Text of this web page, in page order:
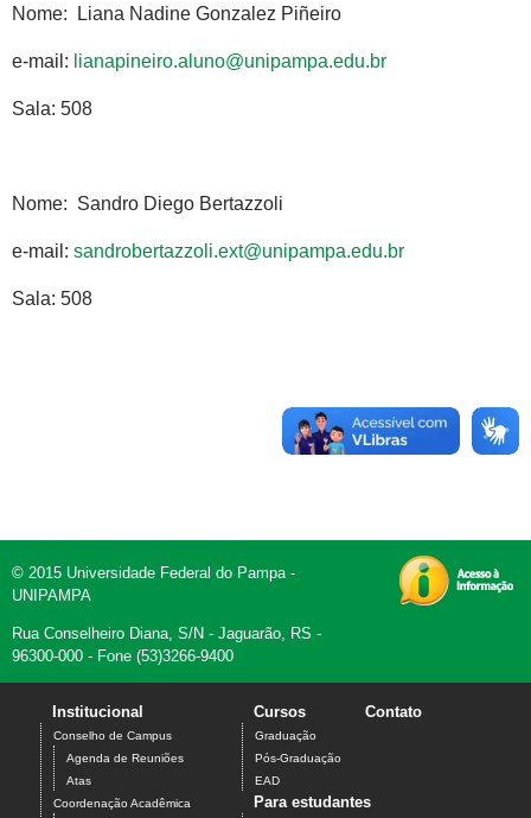
Nome: Liana Nadine Gonzalez Piñeiro
e-mail: lianapineiro.aluno@unipampa.edu.br
Sala: 508
Nome: Sandro Diego Bertazzoli
e-mail: sandrobertazzoli.ext@unipampa.edu.br
Sala: 508
© 2015 Universidade Federal do Pampa -
UNIPAMPA
Rua Conselheiro Diana, S/N - Jaguarão, RS -
96300-000 - Fone (53)3266-9400
Institucional
Conselho de Campus
Agenda de Reuniões
Atas
Coordenação Acadêmica
Cursos
Graduação
Pós-Graduação
EAD
Contato
Para estudantes